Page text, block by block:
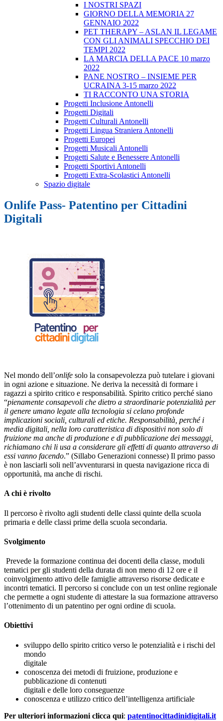
I NOSTRI SPAZI
GIORNO DELLA MEMORIA 27
GENNAIO 2022
PET THERAPY – ASLAN IL LEGAME
CON GLI ANIMALI SPECCHIO DEI
TEMPI 2022
LA MARCIA DELLA PACE 10 marzo
2022
PANE NOSTRO – INSIEME PER
UCRAINA 3-15 marzo 2022
TI RACCONTO UNA STORIA
Progetti Inclusione Antonelli
Progetti Digitali
Progetti Culturali Antonelli
Progetti Lingua Straniera Antonelli
Progetti Europei
Progetti Musicali Antonelli
Progetti Salute e Benessere Antonelli
Progetti Sportivi Antonelli
Progetti Extra-Scolastici Antonelli
Spazio digitale
Onlife Pass- Patentino per Cittadini
Digitali
Nel mondo dell’onlife solo la consapevolezza può tutelare i giovani
in ogni azione e situazione. Ne deriva la necessità di formare i
ragazzi a spirito critico e responsabilità. Spirito critico perché siano
“pienamente consapevoli che dietro a straordinarie potenzialità per
il genere umano legate alla tecnologia si celano profonde
implicazioni sociali, culturali ed etiche. Responsabilità, perché i
media digitali, nella loro caratteristica di dispositivi non solo di
fruizione ma anche di produzione e di pubblicazione dei messaggi,
richiamano chi li usa a considerare gli effetti di quanto attraverso di
essi vanno facendo.” (Sillabo Generazioni connesse) Il primo passo
è non lasciarli soli nell’avventurarsi in questa navigazione ricca di
opportunità, ma anche di rischi.
A chi è rivolto
Il percorso è rivolto agli studenti delle classi quinte della scuola
primaria e delle classi prime della scuola secondaria.
Svolgimento
Prevede la formazione continua dei docenti della classe, moduli
tematici per gli studenti della durata di non meno di 12 ore e il
coinvolgimento attivo delle famiglie attraverso risorse dedicate e
incontri tematici. Il percorso si conclude con un test online regionale
che permette a ogni studente di attestare la sua formazione attraverso
l’ottenimento di un patentino per ogni ordine di scuola.
Obiettivi
sviluppo dello spirito critico verso le potenzialità e i rischi del
mondo
digitale
conoscenza dei metodi di fruizione, produzione e
pubblicazione di contenuti
digitali e delle loro conseguenze
conoscenza e utilizzo critico dell’intelligenza artificiale
Per ulteriori informazioni clicca qui: patentinocittadinidigitali.it